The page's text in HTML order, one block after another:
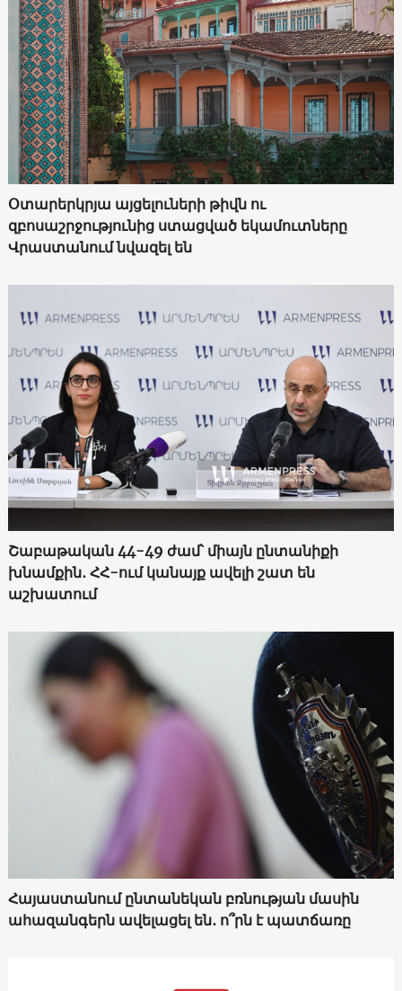
Օտարերկրյա այցելուների թիվն ու
զբոսաշրջությունից ստացված եկամուտները
Վրաստանում նվազել են
Շաբաթական 44-49 ժամ՝ միայն ընտանիքի
խնամքին․ ՀՀ-ում կանայք ավելի շատ են
աշխատում
Հայաստանում ընտանեկան բռնության մասին
ահազանգերն ավելացել են․ ո՞րն է պատճառը